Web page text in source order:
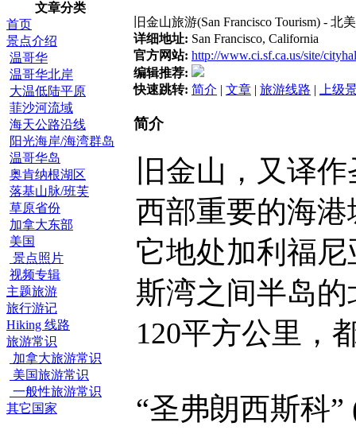
文章分类
首页
景点介绍
温哥华
温哥华北岸
大温低陆平原
菲沙河流域
海天公路沿线
阳光海岸/海湾群岛
温哥华岛
奥肯纳根湖区
落基山脉/班芙
草原省份
加拿大东部
美国
景点照片
视频专辑
主题旅游
旅行游记
Hiking 线路
旅游常识
加拿大旅游常识
美国旅游常识
一般性旅游常识
其它国家
旧金山旅游(San Francisco Tourism) - 北
详细地址: San Francisco, California
官方网站: http://www.ci.sf.ca.us/site/
编辑推荐:
快速跳转: 简介 | 文章 | 旅游线路 | 上级
简介
旧金山，又译
西部重要的海
它地处加利福
斯湾之间半岛
120平方公里，
“圣弗朗西斯科”